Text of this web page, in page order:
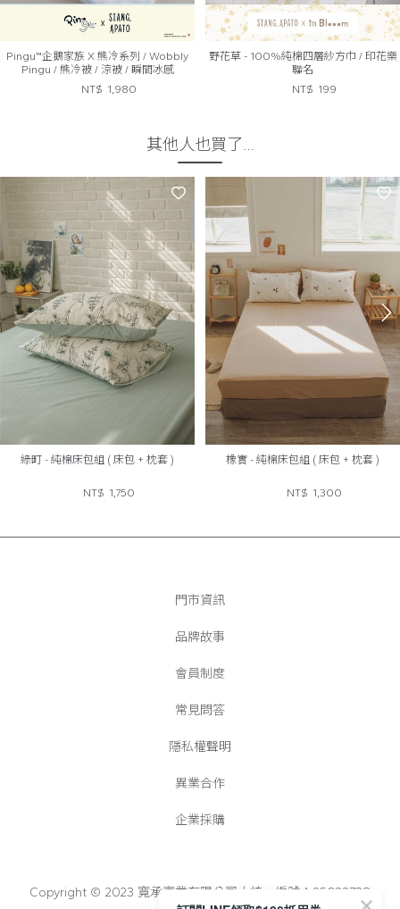
Pingu™企鵝家族 X 熊冷系列 / Wobbly
Pingu / 熊冷被 / 涼被 / 瞬間冰感
Extreme Cool
NT$ 1,980
野花草 - 100%純棉四層紗方巾 / 印花樂
聯名
NT$ 199
其他人也買了…
綠町 - 純棉床包組 ( 床包 + 枕套 )
NT$ 1,750
橡實 - 純棉床包組 ( 床包 + 枕套 )
NT$ 1,300
門市資訊
品牌故事
會員制度
常見問答
隱私權聲明
異業合作
企業採購
Copyright © 2023 寬承實業有限公司│統一編號：25022728